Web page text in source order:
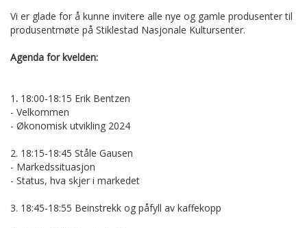
Vi er glade for å kunne invitere alle nye og gamle produsenter til
produsentmøte på Stiklestad Nasjonale Kultursenter.
Agenda for kvelden:
1. 18:00-18:15 Erik Bentzen
- Velkommen
- Økonomisk utvikling 2024
2. 18:15-18:45 Ståle Gausen
- Markedssituasjon
- Status, hva skjer i markedet
3. 18:45-18:55 Beinstrekk og påfyll av kaffekopp